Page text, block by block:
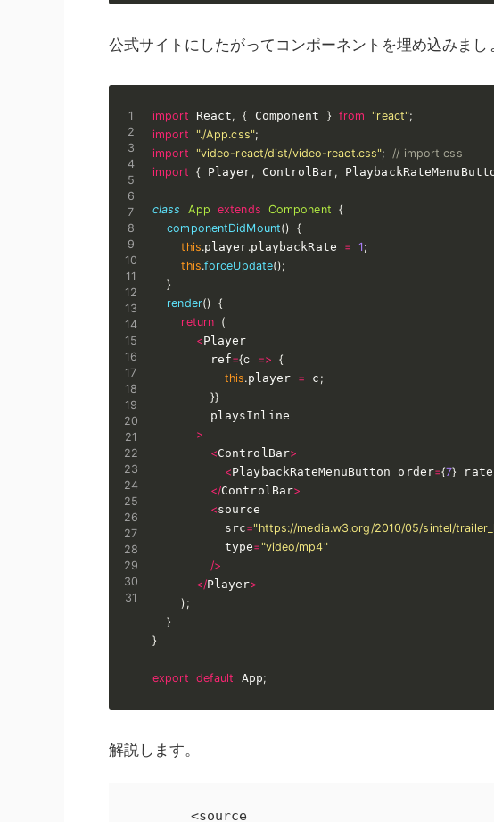
公式サイトにしたがってコンポーネントを埋め込みまし
import React, { Component } from "react";
import
"./App.css";
import
"video-react/dist/video-react.css";
// import css
import { Player, ControlBar,
class App extends Component {
componentDidMount()
{
this.player.playbackRate = 1;
this.forceUpdate();
}
render()
{
return (
<Player
        ref
={c => {
this.player = c ;
}}
        playsInline
>
<ControlBar>
<PlaybackRateMenuButton order={7}
</ControlBar>
<source
          src
="https://media.w3.org/2010/05/sintel/
          type
= "video/mp4"
/>
</Player>
) ;
}
}
export default App;
解説します。